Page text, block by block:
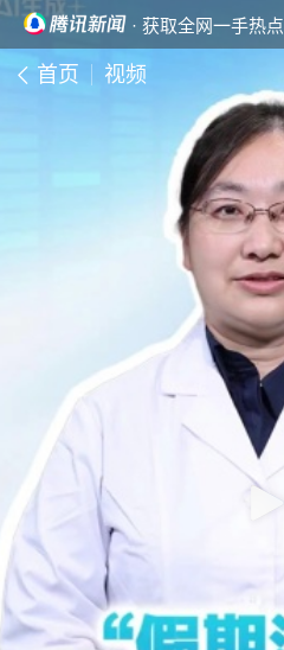
· 获取全网一手热点
首页 视频